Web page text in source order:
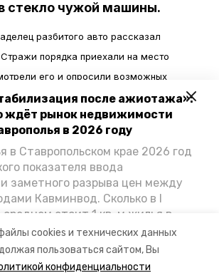
cookies и технических данных
пользоваться сайтом, Вы
конфиденциальности
после ажиотажа»:
ждёт рынок недвижимости
в 2026 году
в Ставропольском крае 2026 год
показателя ввода
заметного разрыва цен между
Кавминвод. Сколько в I
среднем стоит 1 кв. м жилья в
региона, как изменился спрос на
какова себестоимость
жилья в этом году и какие
стекло чужой машины.
разбитого авто рассказал
порядка приехали на место
его и опросили возможных
бросал 18-летний молодой человек,
в отделе полиции. Он объяснил, что
решил выплеснуть агрессию, и потому
возбуждено уголовное дело по
повреждении чужого имущества.